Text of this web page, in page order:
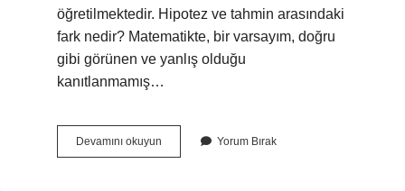
öğretilmektedir. Hipotez ve tahmin arasındaki
fark nedir? Matematikte, bir varsayım, doğru
gibi görünen ve yanlış olduğu
kanıtlanmamış…
Devamını okuyun
Ve
Yorum Bırak